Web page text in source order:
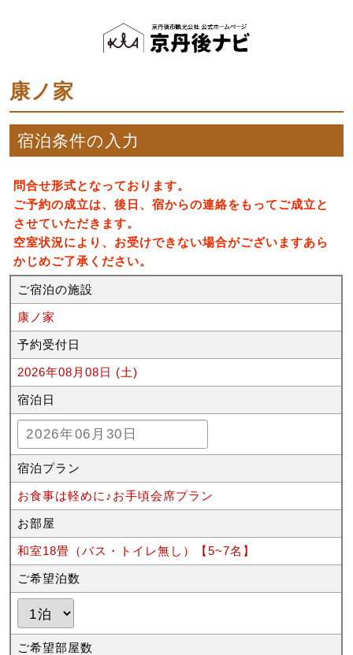
康ノ家
宿泊条件の入力
問合せ形式となっております。
ご予約の成立は、後日、宿からの連絡をもってご成立と
させていただきます。
空室状況により、お受けできない場合がございますあら
かじめご了承ください。
ご宿泊の施設
康ノ家
予約受付日
2026年08月08日 (土)
宿泊日
宿泊プラン
お食事は軽めに♪お手頃会席プラン
お部屋
和室18畳（バス・トイレ無し）【5~7名】
ご希望泊数
ご希望部屋数